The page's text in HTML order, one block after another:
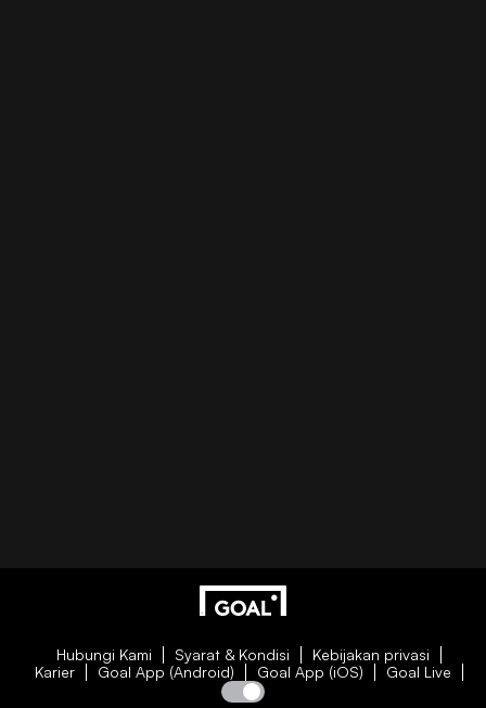
Hubungi Kami Syarat & Kondisi
Kebijakan privasi
Karier
Goal App (Android) Goal App (iOS) Goal Live